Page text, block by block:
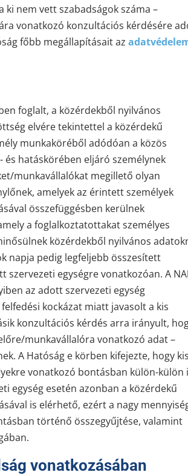
nem vett szabadságok száma –
vonatkozó konzultációs kérdésére
főbb megállapításait az
foglalt, a közérdekből nyilvános
elvére tekintettel a közérdekű
munkaköréből adódóan a közös
hatáskörében eljáró személynek
munkavállalókat megillető olyan
amelyek az érintett személyek
összefüggésben kerülnek
a foglalkoztatottakat személyes
közérdekből nyilvános
napja pedig legfeljebb összesített
egységre vonatkozóan. A
az adott szervezeti egység
kockázat miatt javasolt a kis
konzultációs kérdés arra irányult,
munkavállalóra vonatkozó adat –
A Hatóság e körben kifejezte, hogy kis
vonatkozó bontásban külön-külön
egység esetén azonban a közérdekű
is elérhető, ezért a nagy
történő összegyűjtése, valamint
vonatkozásában